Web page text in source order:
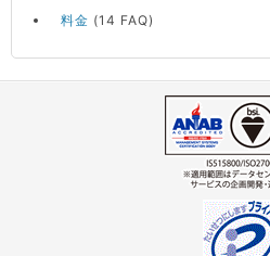
料金 (14 FAQ)